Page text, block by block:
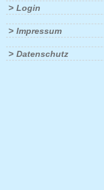
> Login
> Impressum
> Datenschutz